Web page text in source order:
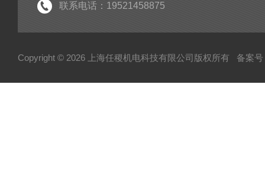
联系电话：19521458875
Copyright © 2026 上海任稷机电科技有限公司版权所有 备案号